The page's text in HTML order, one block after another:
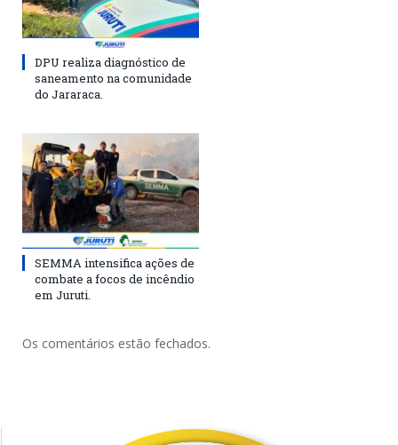
DPU realiza diagnóstico de
saneamento na comunidade
do Jararaca.
SEMMA intensifica ações de
combate a focos de incêndio
em Juruti.
Os comentários estão fechados.